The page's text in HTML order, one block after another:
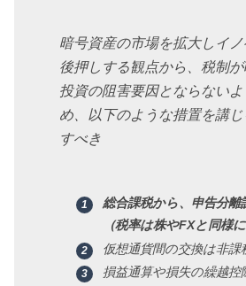
暗号資産の市場を拡大しイ
後押しする観点から、税制
投資の阻害要因とならない
め、以下のような措置を講
すべき
総合課税から、申告分離
（税率は株やFXと同様
仮想通貨間の交換は非課
損益通算や損失の繰越控